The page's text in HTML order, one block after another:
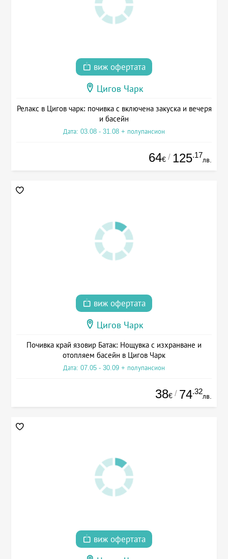
виж офертата
Цигов Чарк
Релакс в Цигов чарк: почивка с включена закуска и вечеря
и басейн
Дата: 03.08 - 31.08 + полупансион
64€ / 125.17
лв.
виж офертата
Цигов Чарк
Почивка край язовир Батак: Нощувка с изхранване и
отопляем басейн в Цигов Чарк
Дата: 07.05 - 30.09 + полупансион
38€ / 74.32
лв.
виж офертата